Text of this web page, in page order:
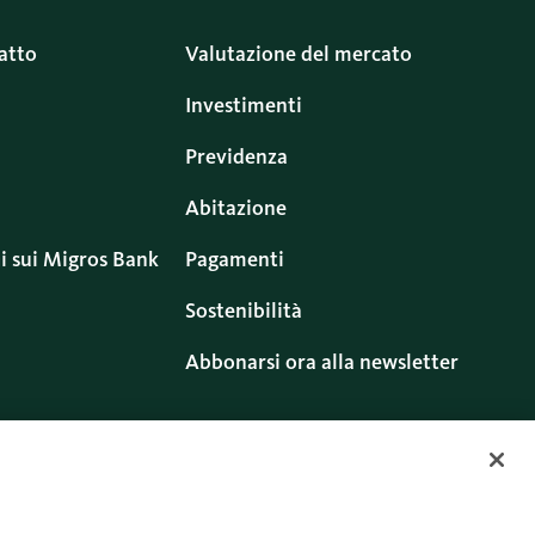
sui Migros Bank
Valutazione del mercato
Investimenti
Previdenza
Abitazione
Pagamenti
Sostenibilità
Abbonarsi ora alla newsletter